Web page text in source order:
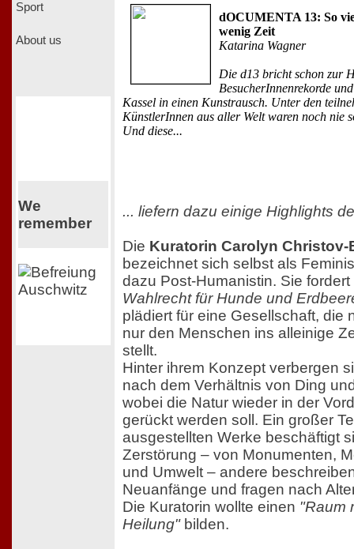
Sport
About us
We
remember
dOCUMENTA 13: So
wenig Zeit
Katarina Wagner
Die d13 bricht schon zur
BesucherInnenrekorde
Kassel in einen Kunstrausch. Unter den
KünstlerInnen aus aller Welt waren noch nie
Und diese...
... liefern dazu einige Highlights
Die Kuratorin Carolyn Christov-
bezeichnet sich selbst als
dazu Post-Humanistin. Sie fordert
Wahlrecht für Hunde und
plädiert für eine Gesellschaft, die
nur den Menschen ins alleinige
stellt.
Hinter ihrem Konzept verbergen
nach dem Verhältnis von Ding
wobei die Natur wieder in der
gerückt werden soll. Ein großer
ausgestellten Werke beschäftigt
Zerstörung – von Monumenten,
und Umwelt – andere
Neuanfänge und fragen nach
Die Kuratorin wollte einen "Raum
Heilung"bilden.